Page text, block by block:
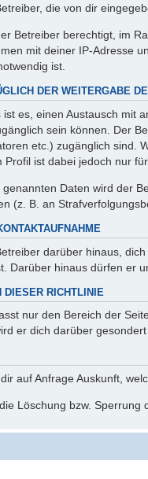
die von dir
Betreiber berechtigt, im
mit deiner IP-Adresse
ist.
DER WEITERGABE
es, einen Austausch mit
sein können. Der
etc.) zugänglich sind.
Profil ist dabei jedoch nur
Daten wird der
(z. B. an
darüber hinaus,
Darüber hinaus dürfen er
DIESER RICHTLINIE
nur den Bereich der
er dich darüber
auf Anfrage Auskunft,
Löschung bzw.